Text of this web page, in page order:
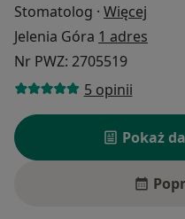
Stomatolog · Więcej
Jelenia Góra 1 adres
Nr PWZ: 2705519
5 opinii
Pokaż